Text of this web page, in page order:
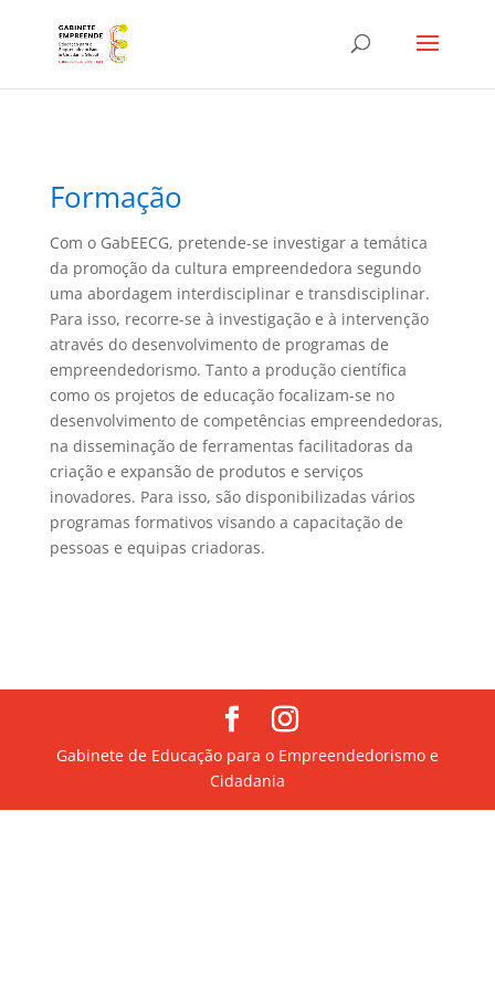
Formação
Com o GabEECG, pretende-se investigar a temática
da promoção da cultura empreendedora segundo
uma abordagem interdisciplinar e transdisciplinar.
Para isso, recorre-se à investigação e à intervenção
através do desenvolvimento de programas de
empreendedorismo. Tanto a produção científica
como os projetos de educação focalizam-se no
desenvolvimento de competências empreendedoras,
na disseminação de ferramentas facilitadoras da
criação e expansão de produtos e serviços
inovadores. Para isso, são disponibilizadas vários
programas formativos visando a capacitação de
pessoas e equipas criadoras.
Gabinete de Educação para o Empreendedorismo e
Cidadania